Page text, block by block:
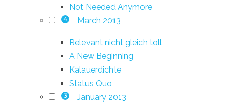
Not Needed Anymore
4 March 2013
Relevant nicht gleich toll
A New Beginning
Kalauerdichte
Status Quo
3 January 2013